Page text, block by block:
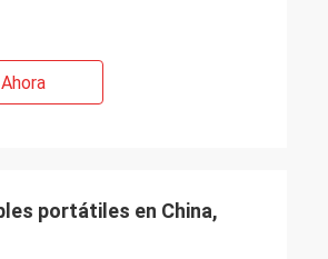
portátiles en China,